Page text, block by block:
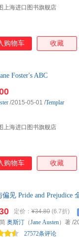
上海进口图书旗舰店
购物车 收藏
Foster's ABC
上海进口图书旗舰店
/2015-05-01 /Templar
购物车 收藏
偏见 Pride and
国BBC评选为有史以来
读 床头灯英语书籍——
定价： ¥34.80 (6.7折)
27572条评论
奥斯汀 （Jane Austen）著 /